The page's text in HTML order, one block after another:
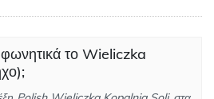
το Wieliczka